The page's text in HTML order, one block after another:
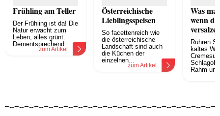
Frühling am Teller
Der Frühling ist da! Die
Natur erwacht zum
Leben, alles grünt.
Dementsprechend...
zum Artikel
Österreichische
Lieblingsspeisen
So facettenreich wie
die österreichische
Landschaft sind auch
die Küchen der
einzelnen...
zum Artikel
Was
wenn
Rühren
kaltes
Rahm